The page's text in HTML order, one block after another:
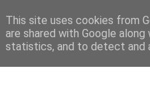
Home Features
This site uses cookies from
are shared with Google
statistics, and to detect and